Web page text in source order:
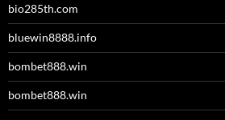
bio285th.com
bluewin8888.info
bombet888.win
bombet888.win